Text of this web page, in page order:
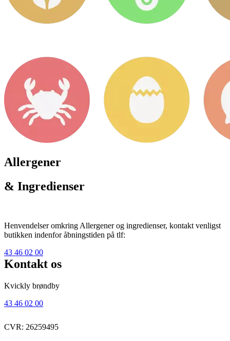
Allergener
& Ingredienser
Henvendelser omkring Allergener og ingredienser, kontakt venligst
butikken indenfor åbningstiden på tlf:
43 46 02 00
Kontakt os
Kvickly brøndby
43 46 02 00
CVR: 26259495